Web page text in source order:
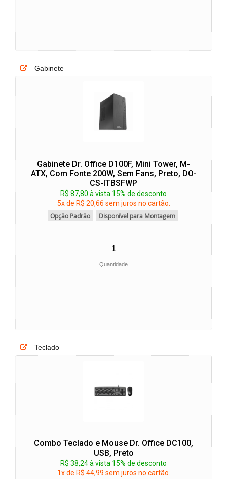
Gabinete
Gabinete Dr. Office D100F, Mini Tower, M-
ATX, Com Fonte 200W, Sem Fans, Preto, DO-
CS-ITBSFWP
R$ 87,80 à vista 15% de desconto
5x de R$ 20,66 sem juros no cartão.
Opção Padrão
Disponível para Montagem
Quantidade
Teclado
Combo Teclado e Mouse Dr. Office DC100,
USB, Preto
R$ 38,24 à vista 15% de desconto
1x de R$ 44,99 sem juros no cartão.